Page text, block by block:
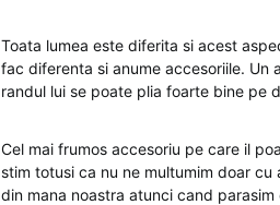
Toata lumea este diferita si acest
fac diferenta si anume accesoriile. Un
randul lui se poate plia foarte bine pe
Cel mai frumos accesoriu pe care il
stim totusi ca nu ne multumim doar
din mana noastra atunci cand parasim